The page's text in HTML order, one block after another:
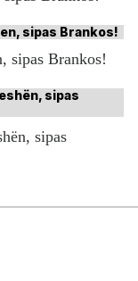
sipas Brankos!
sipas